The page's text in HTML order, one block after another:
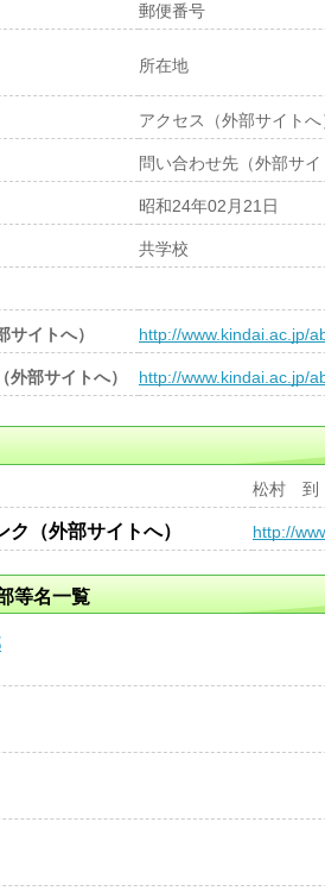
郵便番号
所在地
アクセス（外部サイトへ
問い合わせ先（外部サイ
昭和24年02月21日
共学校
サイトへ） http://www.kindai.ac.jp/
外部サイトへ） http://www.kindai.ac.jp/
松村 到
ク（外部サイトへ） http://
等名一覧